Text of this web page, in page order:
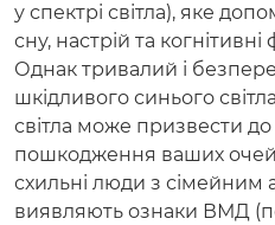
у спектрі світла), яке
сну, настрій та когнітивні
Однак тривалий і
шкідливого синього
світла може призвести
пошкодження ваших
схильні люди з сімейним
виявляють ознаки ВМД